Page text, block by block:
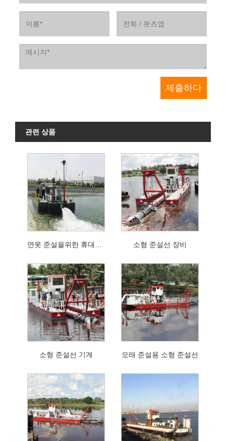
관련 상품
소형 준설선 장비
소형 준설선 기계 모래 준설용 소형 준설선